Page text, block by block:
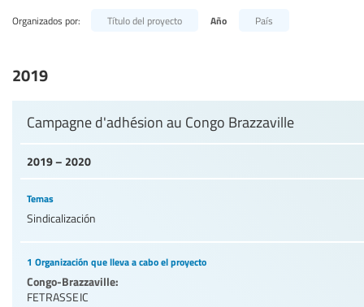
Organizados por: Título del proyecto Año País
2019
2019 – 2020
Campagne d'adhésion au Congo Brazzaville
Temas
Sindicalización
1 Organización que lleva a cabo el proyecto
Congo-Brazzaville:
FETRASSEIC